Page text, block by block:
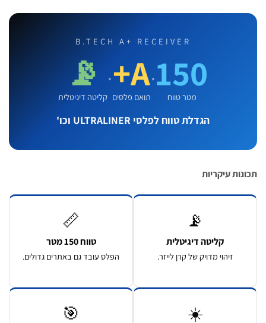
B.TECH A+ RECEIVER
150
מטר טווח
·
A+
תואם פלסים
·
📡
קליטה דיגיטלית
הגדלת טווח לפלסי ULTRALINER וכו'
עיקריות
קליטה דיגיטלית
זיהוי מדויק של קרן לייזר. הפלס עובד גם באתרים גדולים.